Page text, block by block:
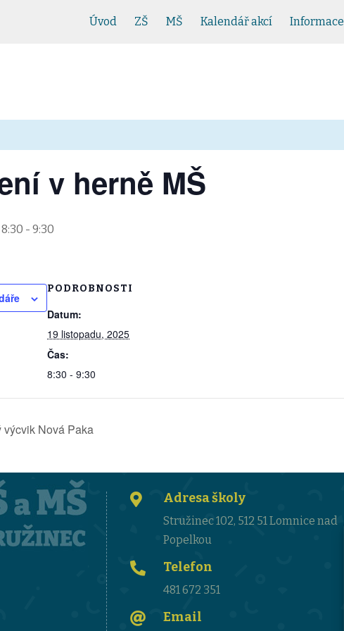
Úvod ZŠ MŠ Kalendář akcí Informace
v herně MŠ
- 9:30
PODROBNOSTI
Datum:
19 listopadu, 2025
Čas:
8:30 - 9:30
Nová Paka
 Adresa školy
Stružinec 102, 512 51 Lomnice nad
Popelkou
 Telefon
481 672 351
 Email